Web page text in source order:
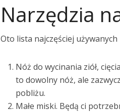
Narzędzia
Oto lista najczęściej
Nóż do wycinania ziół,
to dowolny nóż, ale
pobliżu.
Małe miski. Będą ci